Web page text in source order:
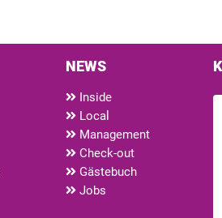
NEWS
Inside
Local
Management
Check-out
Gästebuch
Jobs